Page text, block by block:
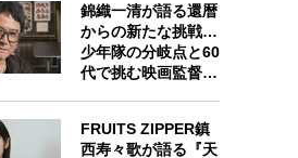
錦織一清が語る還暦
からの新たな挑戦…
少年隊の分岐点と60
代で挑む映画監督…
FRUITS ZIPPER鎮
西寿々歌が語る『天